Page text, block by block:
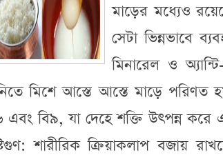
মাড়ের মধ্যেও
সেটা ভিন্নভাবে
মিনারেল ও
মিশে আস্তে আস্তে মাড়ে পরিণত
এবং বি৯, যা দেহে শক্তি উৎপন্ন
শারীরিক ক্রিয়াকলাপ বজায়